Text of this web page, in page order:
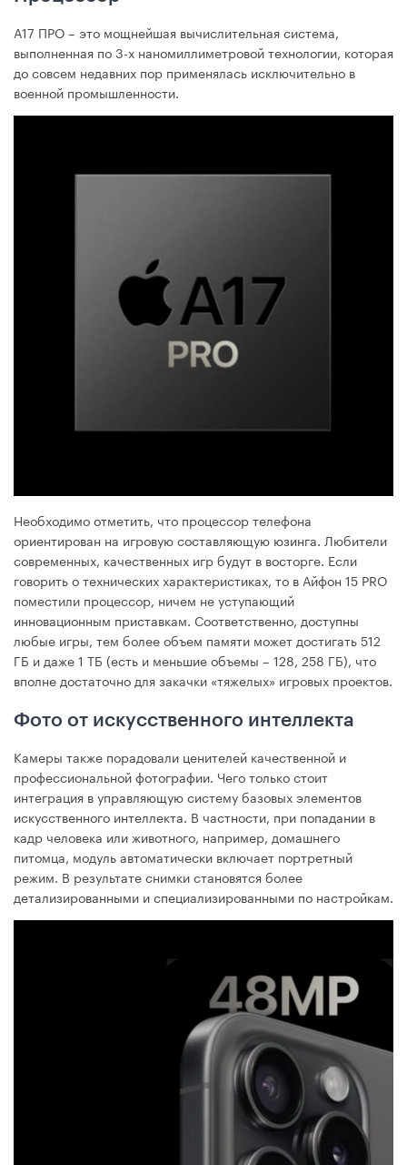
А17 ПРО – это мощнейшая вычислительная система,
выполненная по 3-х наномиллиметровой технологии, которая
до совсем недавних пор применялась исключительно в
военной промышленности.
Необходимо отметить, что процессор телефона
ориентирован на игровую составляющую юзинга. Любители
современных, качественных игр будут в восторге. Если
говорить о технических характеристиках, то в Айфон 15 PRO
поместили процессор, ничем не уступающий
инновационным приставкам. Соответственно, доступны
любые игры, тем более объем памяти может достигать 512
ГБ и даже 1 ТБ (есть и меньшие объемы – 128, 258 ГБ), что
вполне достаточно для закачки «тяжелых» игровых проектов.
Фото от искусственного интеллекта
Камеры также порадовали ценителей качественной и
профессиональной фотографии. Чего только стоит
интеграция в управляющую систему базовых элементов
искусственного интеллекта. В частности, при попадании в
кадр человека или животного, например, домашнего
питомца, модуль автоматически включает портретный
режим. В результате снимки становятся более
детализированными и специализированными по настройкам.